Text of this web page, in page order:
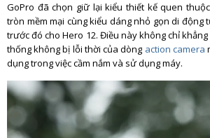
GoPro đã chọn giữ lại kiểu thiết kế quen
tròn mềm mại cùng kiểu dáng nhỏ gọn di động
trước đó cho Hero 12. Điều này không chỉ
thống không bị lỗi thời của dòng action camera
dụng trong việc cầm nắm và sử dụng máy.